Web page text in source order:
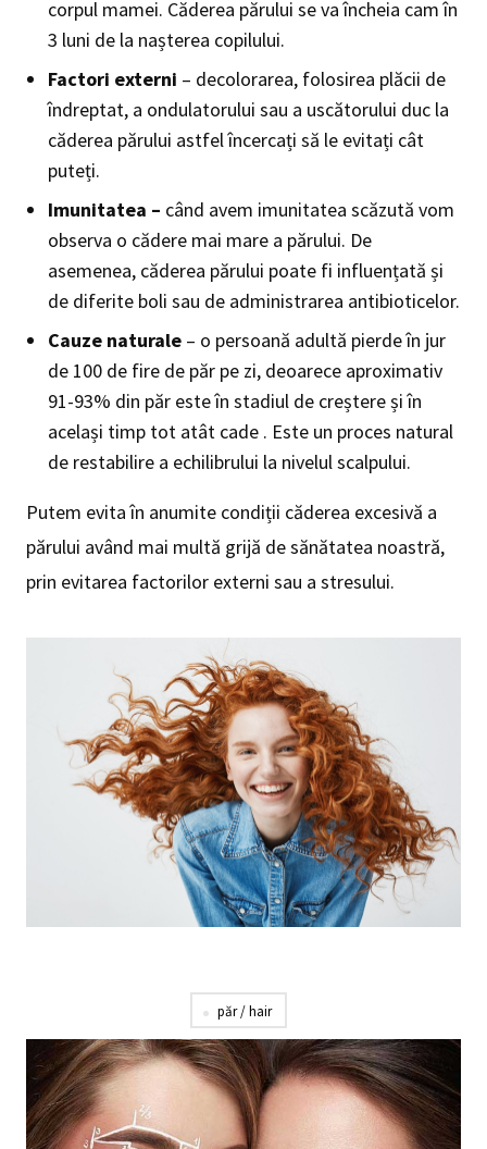
corpul mamei. Căderea părului se va încheia cam în
3 luni de la nașterea copilului.
Factori externi – decolorarea, folosirea plăcii de
îndreptat, a ondulatorului sau a uscătorului duc la
căderea părului astfel încercați să le evitați cât
puteți.
Imunitatea – când avem imunitatea scăzută vom
observa o cădere mai mare a părului. De
asemenea, căderea părului poate fi influențată și
de diferite boli sau de administrarea antibioticelor.
Cauze naturale – o persoană adultă pierde în jur
de 100 de fire de păr pe zi, deoarece aproximativ
91-93% din păr este în stadiul de creștere și în
același timp tot atât cade . Este un proces natural
de restabilire a echilibrului la nivelul scalpului.
Putem evita în anumite condiții căderea excesivă a
părului având mai multă grijă de sănătatea noastră,
prin evitarea factorilor externi sau a stresului.
păr / hair